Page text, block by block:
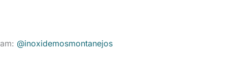
@inoxidemosmontanejos